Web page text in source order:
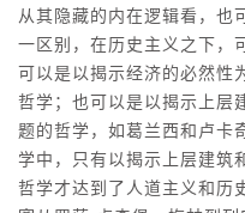
从其隐藏的内在逻辑看，也
一区别，在历史主义之下，
可以是以揭示经济的必然性
哲学；也可以是以揭示上层
题的哲学，如葛兰西和卢卡
学中，只有以揭示上层建筑
哲学才达到了人道主义和历